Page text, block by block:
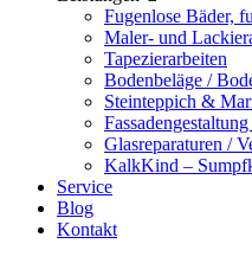
Fugenlose Bäder,
Maler- und
Tapezierarbeiten
Bodenbeläge /
Steinteppich &
Glasreparaturen /
KalkKind –
Service
Blog
Kontakt